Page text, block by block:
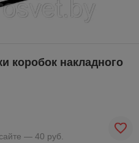
коробок накладного
— 40 руб.